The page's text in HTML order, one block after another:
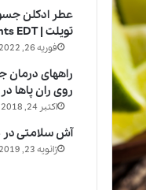
عطر ادکلن
تویلت | Jesus Del Pozo Arabian Nights EDT
فوریه 26, 2022
راههای
روی ران پاها
اکتبر 24, 2018
آش سلامتی
ژانویه 23, 2019